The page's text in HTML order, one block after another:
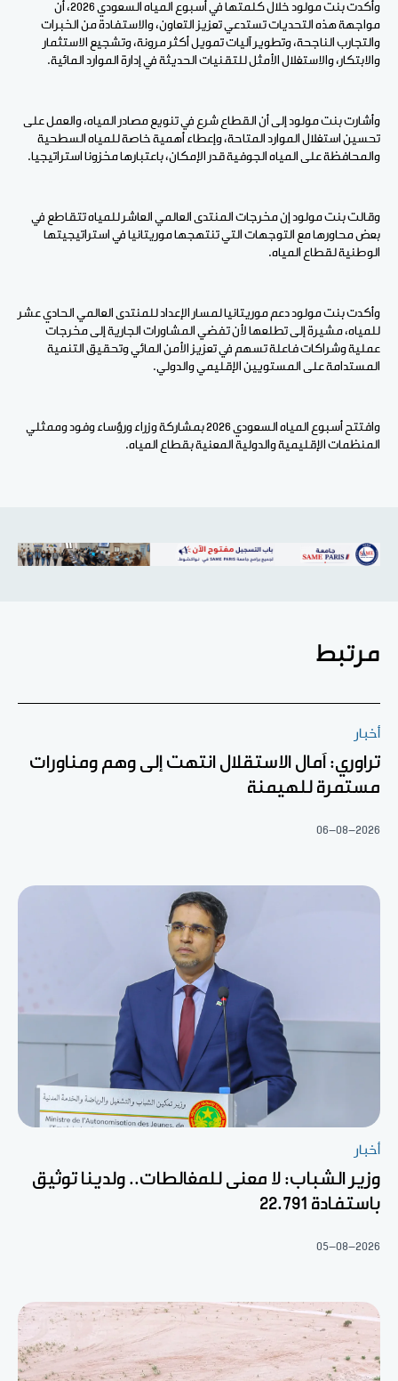
وأكدت بنت مولود خلال كلمتها في أسبوع المياه السعودي 2026، أن
مواجهة هذه التحديات تستدعي تعزيز التعاون، والاستفادة من الخبرات
والتجارب الناجحة، وتطوير آليات تمويل أكثر مرونة، وتشجيع الاستثمار
والابتكار، والاستغلال الأمثل للتقنيات الحديثة في إدارة الموارد المائية.
وأشارت بنت مولود إلى أن القطاع شرع في تنويع مصادر المياه، والعمل على
تحسين استغلال الموارد المتاحة، وإعطاء أهمية خاصة للمياه السطحية
والمحافظة على المياه الجوفية قدر الإمكان، باعتبارها مخزونا استراتيجيا.
وقالت بنت مولود إن مخرجات المنتدى العالمي العاشر للمياه تتقاطع في
بعض محاورها مع التوجهات التي تنتهجها موريتانيا في استراتيجيتها
الوطنية لقطاع المياه.
وأكدت بنت مولود دعم موريتانيا لمسار الإعداد للمنتدى العالمي الحادي عشر
للمياه، مشيرة إلى تطلعها لأن تفضي المشاورات الجارية إلى مخرجات
عملية وشراكات فاعلة تسهم في تعزيز الأمن المائي وتحقيق التنمية
المستدامة على المستويين الإقليمي والدولي.
وافتتح أسبوع المياه السعودي 2026 بمشاركة وزراء ورؤساء وفود وممثلي
المنظمات الإقليمية والدولية المعنية بقطاع المياه.
مرتبط
أخبار
تراوري: آمال الاستقلال انتهت إلى وهم ومناورات
مستمرة للهيمنة
06-08-2026
أخبار
وزير الشباب: لا معنى للمغالطات.. ولدينا توثيق
باستفادة 22.791
05-08-2026